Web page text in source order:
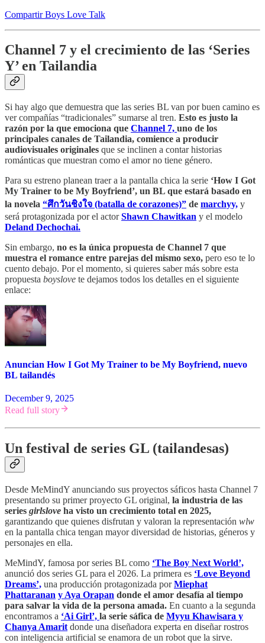
Compartir Boys Love Talk
Channel 7 y el crecimiento de las ‘Series
Y’ en Tailandia
Si hay algo que demuestra que las series BL van por buen camino es
ver compañías “tradicionales” sumarse al tren. Esto es justo la
razón por la que emociona que Channel 7, uno de los
principales canales de Tailandia, comience a producir
audiovisuales originales que se inclinen a contar historias
románticas que muestran como el amor no tiene género.
Para su estreno planean traer a la pantalla chica la serie ‘How I Got
My Trainer to be My Boyfriend’, un BL que estará basado en
la novela “ศึกวันชิงใจ (batalla de corazones)” de marchyy, y
será protagonizada por el actorShawn Chawitkan y el modelo
Deland Dechochai.
Sin embargo, no es la única propuesta de Channel 7 que
muestra el romance entre parejas del mismo sexo, pero eso te lo
cuento debajo. Por el momento, si quieres saber más sobre esta
propuesta boyslove te dejamos todos los detalles en el siguiente
enlace:
Anuncian How I Got My Trainer to be My Boyfriend, nuevo
BL tailandés
December 9, 2025
Read full story
Un festival de series GL (tailandesas)
Desde MeMindY anunciando sus proyectos sáficos hasta Channel 7
presentando su primer proyecto GL original, la industria de las
series girlslove ha visto un crecimiento total en 2025,
garantizando que quienes disfrutan y valoran la representación wlw
en la pantalla chica tengan mayor diversidad de historias, géneros y
personajes en ella.
MeMindY, famosa por series BL como ‘The Boy Next World’,
anunció dos series GL para el 2026. La primera es ‘Love Beyond
Dreams’, una producción protagonizada porMiephat
Phattaranan y Aya Orapan donde el amor desafía al tiempo
para salvar la vida de la persona amada. En cuanto a la segunda
encontramos a ‘Ai Girl’, la serie sáfica de Myyu Khawisara y
Chanya Amarit donde una diseñadora experta en diseñar rostros
con inteligencia artificial se enamora de un robot que la sirve.